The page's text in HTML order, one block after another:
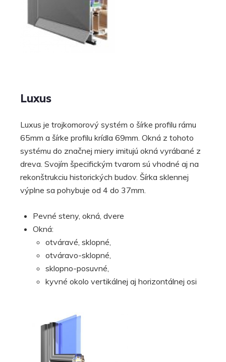
Luxus
Luxus je trojkomorový systém o šírke profilu rámu
65mm a šírke profilu krídla 69mm. Okná z tohoto
systému do značnej miery imitujú okná vyrábané z
dreva. Svojím špecifickým tvarom sú vhodné aj na
rekonštrukciu historických budov. Šírka sklennej
výplne sa pohybuje od 4 do 37mm.
Pevné steny, okná, dvere
Okná:
otváravé, sklopné,
otváravo-sklopné,
sklopno-posuvné,
kyvné okolo vertikálnej aj horizontálnej osi